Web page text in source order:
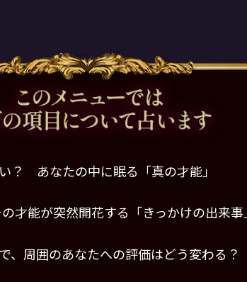
？ あなたの中に眠る「真の才能」
才能が突然開花する「きっかけの出来事
、周囲のあなたへの評価はどう変わる？